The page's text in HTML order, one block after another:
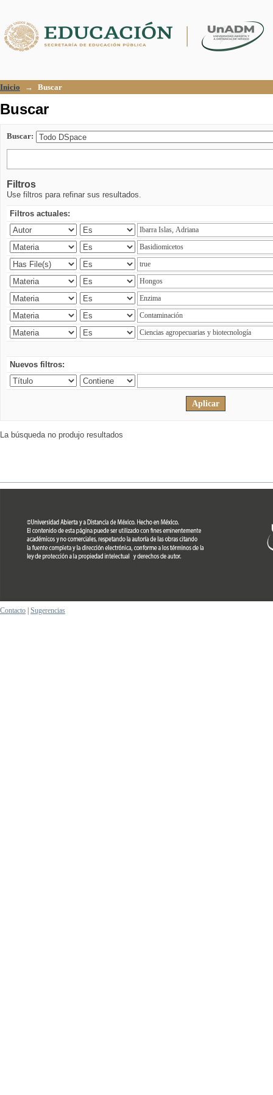
Inicio → Buscar
Buscar
Buscar:
Filtros
Use filtros para refinar sus resultados.
Filtros actuales:
Nuevos filtros:
La búsqueda no produjo resultados
Contacto Sugerencias